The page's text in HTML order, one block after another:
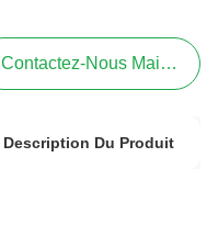
Contactez-Nous Maintenant
Description Du Produit